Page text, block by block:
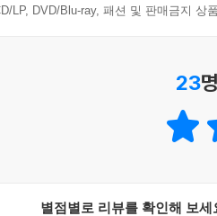
디까지 진실인가 ∥ 소수의 엘리트
LP, DVD/Blu-ray, 패션 및 판매금지 상
23
별점별로 리뷰를 확인해 보세